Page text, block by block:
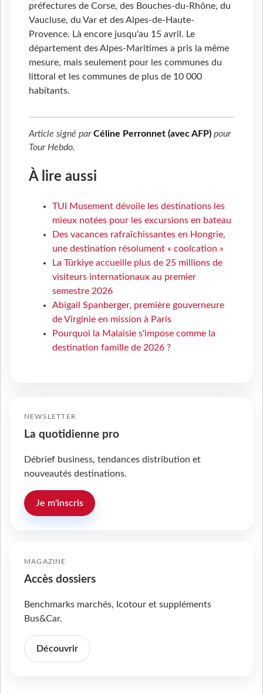
préfectures de Corse, des Bouches-du-Rhône, du
Vaucluse, du Var et des Alpes-de-Haute-
Provence. Là encore jusqu'au 15 avril. Le
département des Alpes-Maritimes a pris la même
mesure, mais seulement pour les communes du
littoral et les communes de plus de 10 000
habitants.
Article signé parCéline Perronnet (avec AFP) pour
Tour Hebdo.
À lire aussi
TUI Musement dévoile les destinations les
mieux notées pour les excursions en bateau
Des vacances rafraîchissantes en Hongrie,
une destination résolument « coolcation »
La Türkiye accueille plus de 25 millions de
visiteurs internationaux au premier
semestre 2026
Abigail Spanberger, première gouverneure
de Virginie en mission à Paris
Pourquoi la Malaisie s'impose comme la
destination famille de 2026 ?
NEWSLETTER
La quotidienne pro
Débrief business, tendances distribution et
nouveautés destinations.
Je m'inscris
MAGAZINE
Accès dossiers
Benchmarks marchés, Icotour et suppléments
Bus&Car.
Découvrir